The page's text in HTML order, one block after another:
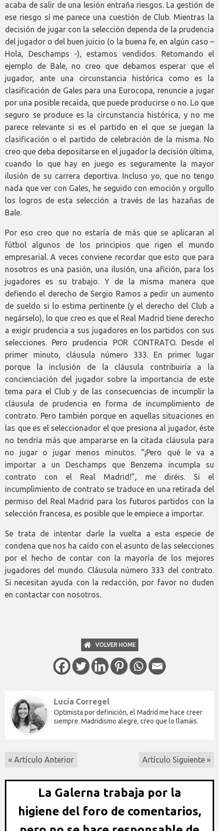
acaba de salir de una lesión entraña riesgos. La gestión de
ese riesgo sí me parece una cuestión de Club. Mientras la
decisión de jugar con la selección dependa de la prudencia
del jugador o del buen juicio (o la buena fe, en algún caso –
Hola, Deschamps -), estamos vendidos. Retomando el
ejemplo de Bale, no creo que debamos esperar que el
jugador, ante una circunstancia histórica como es la
clasificación de Gales para una Eurocopa, renuncie a jugar
por una posible recaída, que puede producirse o no. Lo que
seguro se produce es la circunstancia histórica, y no me
parece relevante si es el partido en el que se juegan la
clasificación o el partido de celebración de la misma. No
creo que deba depositarse en el jugador la decisión última,
cuando lo que hay en juego es seguramente la mayor
ilusión de su carrera deportiva. Incluso yo, que no tengo
nada que ver con Gales, he seguido con emoción y orgullo
los logros de esta selección a través de las hazañas de
Bale.
Por eso creo que no estaría de más que se aplicaran al
fútbol algunos de los principios que rigen el mundo
empresarial. A veces conviene recordar que esto que para
nosotros es una pasión, una ilusión, una afición, para los
jugadores es su trabajo. Y de la misma manera que
defiendo el derecho de Sergio Ramos a pedir un aumento
de sueldo si lo estima pertinente (y el derecho del Club a
negárselo), lo que creo es que el Real Madrid tiene derecho
a exigir prudencia a sus jugadores en los partidos con sus
selecciones. Pero prudencia POR CONTRATO. Desde el
primer minuto, cláusula número 333. En primer lugar
porque la inclusión de la cláusula contribuiría a la
concienciación del jugador sobre la importancia de este
tema para el Club y de las consecuencias de incumplir la
cláusula de prudencia en forma de incumplimiento de
contrato. Pero también porque en aquellas situaciones en
las que es el seleccionador el que presiona al jugador, éste
no tendría más que ampararse en la citada cláusula para
no jugar o jugar menos minutos. “¡Pero qué le va a
importar a un Deschamps que Benzema incumpla su
contrato con el Real Madrid!”, me diréis. Si el
incumplimiento de contrato se traduce en una retirada del
permiso del Real Madrid para los futuros partidos con la
selección francesa, es posible que le empiece a importar.
Se trata de intentar darle la vuelta a esta especie de
condena que nos ha caído con el asunto de las selecciones
por el hecho de contar con la mayoría de los mejores
jugadores del mundo. Cláusula número 333 del contrato.
Si necesitan ayuda con la redacción, por favor no duden
en contactar con nosotros.
VOLVER HOME
Lucía Corregel
Optimista por definición, el Madrid me hace creer
siempre. Madridismo alegre, creo que lo llamáis.
« Artículo Anterior Artículo Siguiente »
La Galerna trabaja por la
higiene del foro de comentarios,